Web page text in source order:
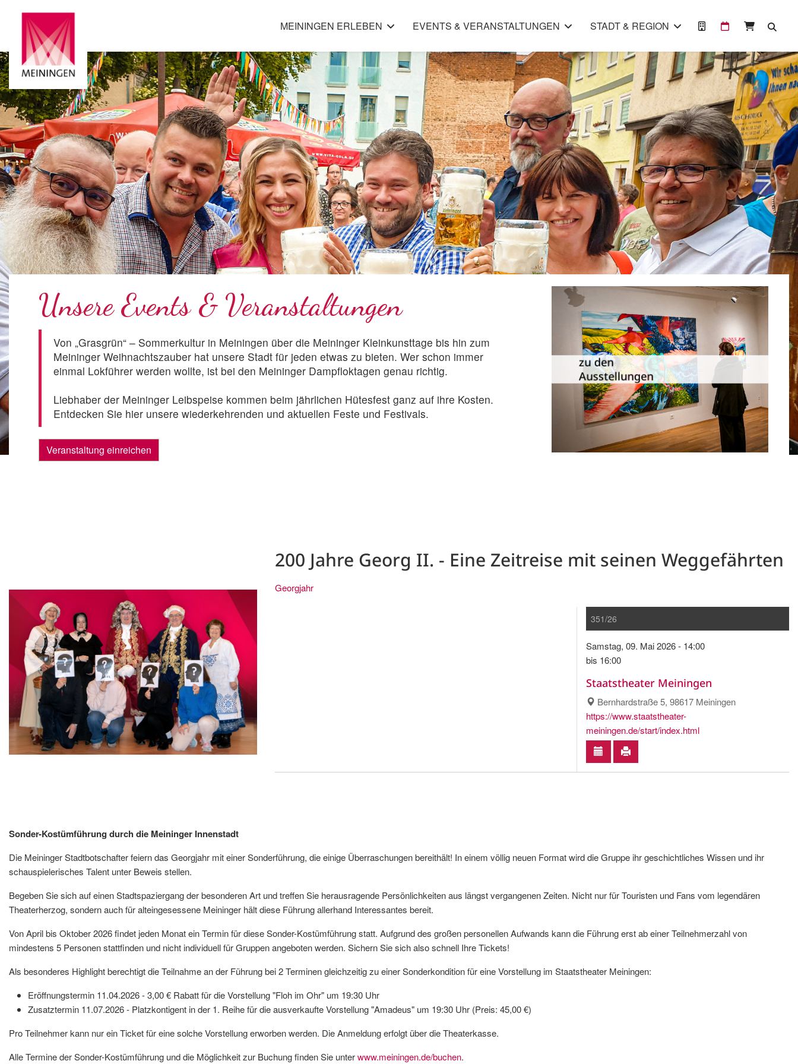
MEININGEN ERLEBEN EVENTS & VERANSTALTUNGEN STADT & REGION
Unsere Events & Veranstaltungen
Von „Grasgrün“ – Sommerkultur in Meiningen über die Meininger Kleinkunsttage bis hin zum
Meininger Weihnachtszauber hat unsere Stadt für jeden etwas zu bieten. Wer schon immer
einmal Lokführer werden wollte, ist bei den Meininger Dampfloktagen genau richtig.
Liebhaber der Meininger Leibspeise kommen beim jährlichen Hütesfest ganz auf ihre Kosten.
Entdecken Sie hier unsere wiederkehrenden und aktuellen Feste und Festivals.
Veranstaltung einreichen
zu den
Ausstellungen
Die Dauer­ausstellungen in
Meiningen und Umgebung als
Übersicht.
zu den Ausstellungen
200 Jahre Georg II. - Eine Zeitreise mit seinen Weggefährten
Georgjahr
351/26
Samstag, 09. Mai 2026 - 14:00
bis 16:00
Staatstheater Meiningen
Bernhardstraße 5, 98617 Meiningen
https://www.staatstheater-
meiningen.de/start/index.html
Sonder-Kostümführung durch die Meininger Innenstadt
Die Meininger Stadtbotschafter feiern das Georgjahr mit einer Sonderführung, die einige Überraschungen bereithält! In einem völlig neuen Format wird die Gruppe ihr geschichtliches Wissen und ihr
schauspielerisches Talent unter Beweis stellen.
Begeben Sie sich auf einen Stadtspaziergang der besonderen Art und treffen Sie herausragende Persönlichkeiten aus längst vergangenen Zeiten. Nicht nur für Touristen und Fans vom legendären
Theaterherzog, sondern auch für alteingesessene Meininger hält diese Führung allerhand Interessantes bereit.
Von April bis Oktober 2026 findet jeden Monat ein Termin für diese Sonder-Kostümführung statt. Aufgrund des großen personellen Aufwands kann die Führung erst ab einer Teilnehmerzahl von
mindestens 5 Personen stattfinden und nicht individuell für Gruppen angeboten werden. Sichern Sie sich also schnell Ihre Tickets!
Als besonderes Highlight berechtigt die Teilnahme an der Führung bei 2 Terminen gleichzeitig zu einer Sonderkondition für eine Vorstellung im Staatstheater Meiningen:
Eröffnungstermin 11.04.2026 - 3,00 € Rabatt für die Vorstellung "Floh im Ohr" um 19:30 Uhr
Zusatztermin 11.07.2026 - Platzkontigent in der 1. Reihe für die ausverkaufte Vorstellung "Amadeus" um 19:30 Uhr (Preis: 45,00 €)
Pro Teilnehmer kann nur ein Ticket für eine solche Vorstellung erworben werden. Die Anmeldung erfolgt über die Theaterkasse.
Alle Termine der Sonder-Kostümführung und die Möglichkeit zur Buchung finden Sie unterwww.meiningen.de/buchen.